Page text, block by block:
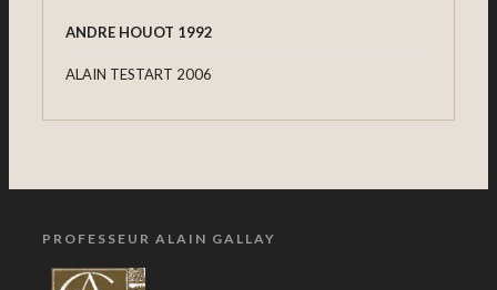
ANDRE HOUOT 1992
ALAIN TESTART 2006
PROFESSEUR ALAIN GALLAY